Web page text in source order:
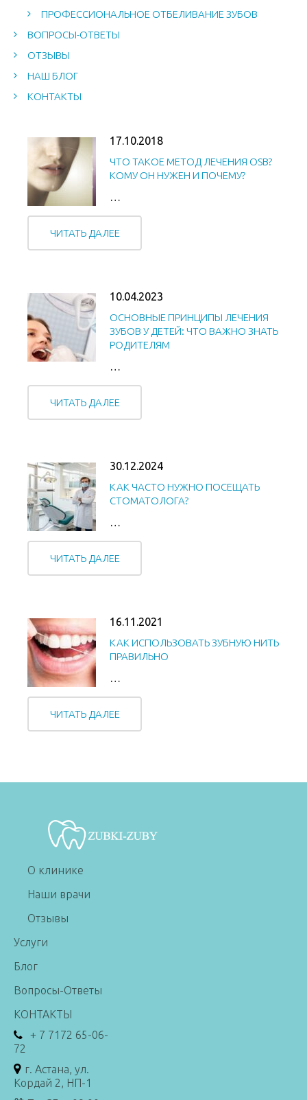
ПРОФЕССИОНАЛЬНОЕ ОТБЕЛИВАНИЕ ЗУБОВ
ВОПРОСЫ-ОТВЕТЫ
ОТЗЫВЫ
НАШ БЛОГ
КОНТАКТЫ
17.10.2018
ЧТО ТАКОЕ МЕТОД ЛЕЧЕНИЯ OSB?
КОМУ ОН НУЖЕН И ПОЧЕМУ?
…
ЧИТАТЬ ДАЛЕЕ
10.04.2023
ОСНОВНЫЕ ПРИНЦИПЫ ЛЕЧЕНИЯ
ЗУБОВ У ДЕТЕЙ: ЧТО ВАЖНО ЗНАТЬ
РОДИТЕЛЯМ
…
ЧИТАТЬ ДАЛЕЕ
30.12.2024
КАК ЧАСТО НУЖНО ПОСЕЩАТЬ
СТОМАТОЛОГА?
…
ЧИТАТЬ ДАЛЕЕ
16.11.2021
КАК ИСПОЛЬЗОВАТЬ ЗУБНУЮ НИТЬ
ПРАВИЛЬНО
…
ЧИТАТЬ ДАЛЕЕ
О клинике
Наши врачи
Отзывы
Услуги
Блог
Вопросы-Ответы
КОНТАКТЫ
+ 7 7172 65-06-
72
г. Астана, ул.
Кордай 2, НП-1